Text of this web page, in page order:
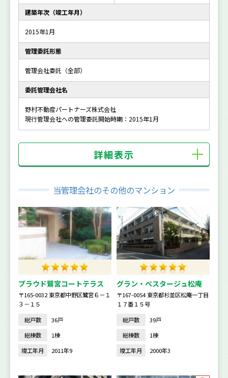
建築年次（竣工年月）
2015年1月
管理委託形態
管理会社委託（全部）
委託管理会社名
野村不動産パートナーズ株式会社
現行管理会社への管理委託開始時期：2015年1月
詳細表示
当管理会社のその他のマンション
プラウド鷺宮コートテラス
〒165-0032 東京都中野区鷺宮６－１
３－１５
総戸数
36戸
総棟数
1棟
竣工年月
2011年9
グラン・べスタージュ松庵
〒167-0054 東京都杉並区松庵一丁目
１７番１５号
総戸数
39戸
総棟数
1棟
竣工年月
2000年3